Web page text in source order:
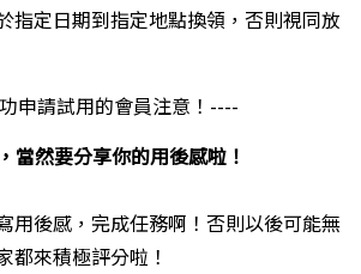
指定日期到指定地點換領，否則視同放
申請試用的會員注意！----
當然要分享你的用後感啦！
用後感，完成任務啊！否則以後可能無
都來積極評分啦！